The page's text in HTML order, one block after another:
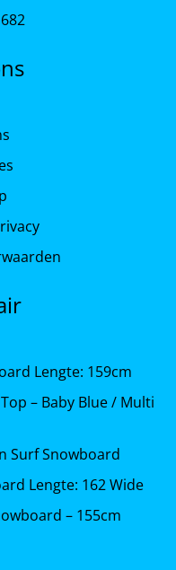
Lengte: 159cm
– Baby Blue / Multi
Surf Snowboard
Lengte: 162 Wide
– 155cm